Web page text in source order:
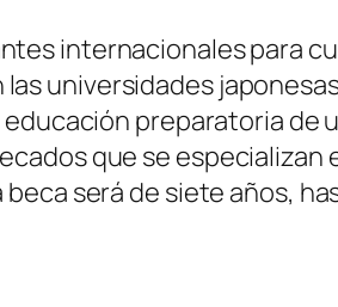
internacionales para
universidades
preparatoria de
que se especializan
será de siete años,